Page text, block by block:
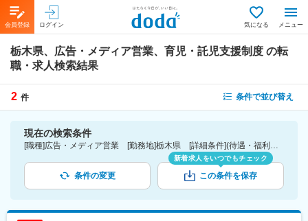
会員登録 ログイン 気になる メニュー
栃木県、広告・メディア営業、育児・託児支援制度 の転
職・求人検索結果
2 件 条件で並び替え
現在の検索条件
[職種]広告・メディア営業 [勤務地]栃木県 [詳細条件](待遇・福利厚生)育児・託児支援制度
条件の変更
新着求人をいつでもチェック
この条件を保存